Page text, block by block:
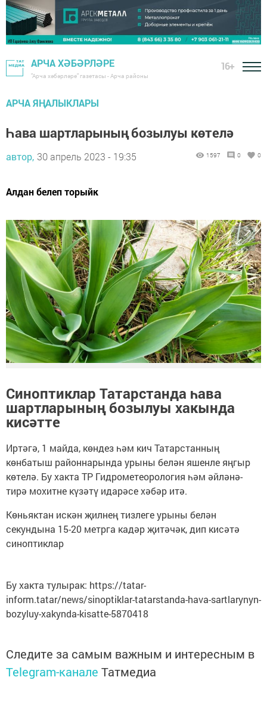
АРЧА ХӘБӘРЛӘРЕ
"Арча хәбәрләре" газетасы - Арча районы
16+
АРЧА ЯҢАЛЫКЛАРЫ
Һава шартларының бозылуы көтелә
автор, 30 апрель 2023 - 19:35 1597 0 0
Алдан белеп торыйк
Синоптиклар Татарстанда һава
шартларының бозылуы хакында
кисәтте
Иртәгә, 1 майда, көндез һәм кич Татарстанның
көнбатыш районнарында урыны белән яшенле яңгыр
көтелә. Бу хакта ТР Гидрометеорология һәм әйләнә-
тирә мохитне күзәтү идарәсе хәбәр итә.
Көньяктан искән җилнең тизлеге урыны белән
секундына 15-20 метрга кадәр җитәчәк, дип кисәтә
синоптиклар
Бу хакта тулырак: https://tatar-
inform.tatar/news/sinoptiklar-tatarstanda-hava-sartlarynyn-
bozyluy-xakynda-kisatte-5870418
Следите за самым важным и интересным в
Telegram-канале Татмедиа